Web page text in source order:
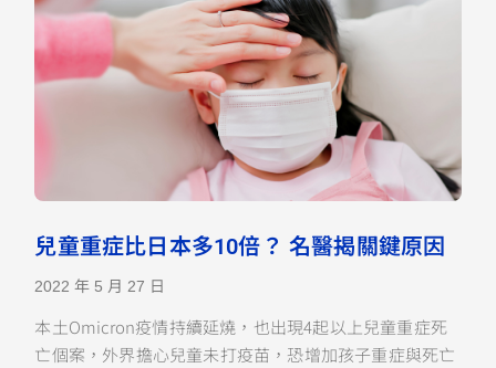
兒童重症比日本多10倍？ 名醫揭關鍵原因
2022 年 5 月 27 日
本土Omicron疫情持續延燒，也出現4起以上兒童重症死
亡個案，外界擔心兒童未打疫苗，恐增加孩子重症與死亡